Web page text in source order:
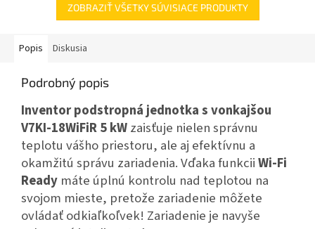
ZOBRAZIŤ VŠETKY SÚVISIACE PRODUKTY
Popis Diskusia
Podrobný popis
Inventor podstropná jednotka s vonkajšou
V7KI-18WiFiR 5 kWzaisťuje nielen správnu
teplotu vášho priestoru, ale aj efektívnu a
okamžitú správu zariadenia. Vďaka funkciiWi-Fi
Ready máte úplnú kontrolu nad teplotou na
svojom mieste, pretože zariadenie môžete
ovládať odkiaľkoľvek! Zariadenie je navyše